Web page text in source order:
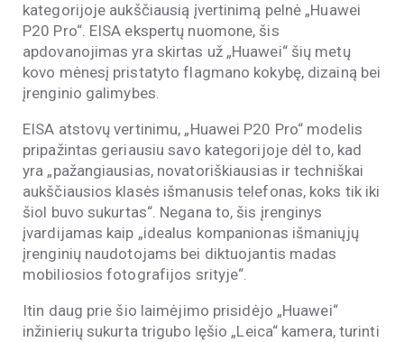
kategorijoje aukščiausią įvertinimą pelnė „Huawei
P20 Pro“. EISA ekspertų nuomone, šis
apdovanojimas yra skirtas už „Huawei“ šių metų
kovo mėnesį pristatyto flagmano kokybę, dizainą bei
įrenginio galimybes.
EISA atstovų vertinimu, „Huawei P20 Pro“ modelis
pripažintas geriausiu savo kategorijoje dėl to, kad
yra „pažangiausias, novatoriškiausias ir techniškai
aukščiausios klasės išmanusis telefonas, koks tik iki
šiol buvo sukurtas“. Negana to, šis įrenginys
įvardijamas kaip „idealus kompanionas išmaniųjų
įrenginių naudotojams bei diktuojantis madas
mobiliosios fotografijos srityje“.
Itin daug prie šio laimėjimo prisidėjo „Huawei“
inžinierių sukurta trigubo lęšio „Leica“ kamera, turinti